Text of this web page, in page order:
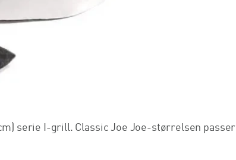
serie I-grill. Classic Joe Joe-størrelsen passer